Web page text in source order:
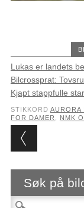
Lukas er landets
Bilcrossprat:
Kjapt stappfulle
STIKKORD AURORA
FOR DAMER
NMK
Post
Søk på
Søk etter: